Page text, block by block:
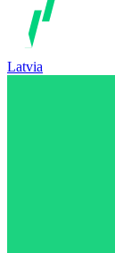
Latvia